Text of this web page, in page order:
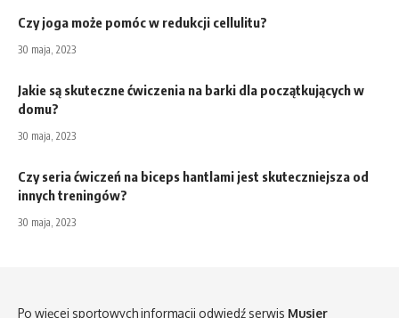
Czy joga może pomóc w redukcji cellulitu?
30 maja, 2023
Jakie są skuteczne ćwiczenia na barki dla początkujących w
domu?
30 maja, 2023
Czy seria ćwiczeń na biceps hantlami jest skuteczniejsza od
innych treningów?
30 maja, 2023
Po więcej sportowych informacji odwiedź serwis Musier